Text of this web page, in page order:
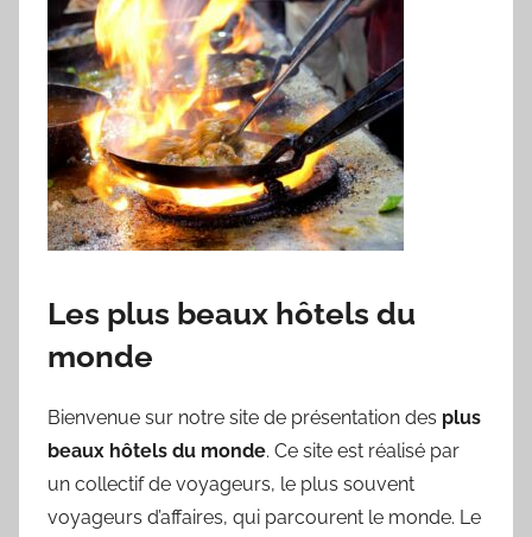
Les plus beaux hôtels du
monde
Bienvenue sur notre site de présentation des plus
beaux hôtels du monde. Ce site est réalisé par
un collectif de voyageurs, le plus souvent
voyageurs d’affaires, qui parcourent le monde. Le